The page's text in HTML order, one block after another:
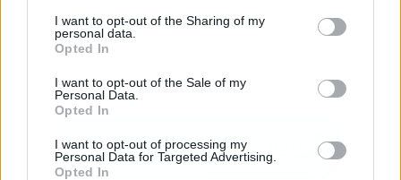
I want to opt-out of the Sharing of my
personal data.
Opted In
I want to opt-out of the Sale of my
Personal Data.
Opted In
I want to opt-out of processing my
Personal Data for Targeted Advertising.
Opted In